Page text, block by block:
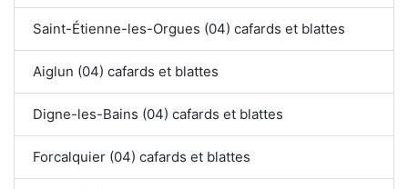
Saint-Étienne-les-Orgues (04) cafards et blattes
Aiglun (04) cafards et blattes
Digne-les-Bains (04) cafards et blattes
Forcalquier (04) cafards et blattes